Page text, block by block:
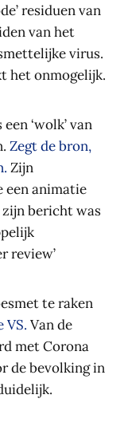
residuen van
van het
virus.
het onmogelijk.
‘wolk’ van
Zegt de bron,
Zijn
een animatie
bericht was
review’
te raken
VS. Van de
met Corona
de bevolking in